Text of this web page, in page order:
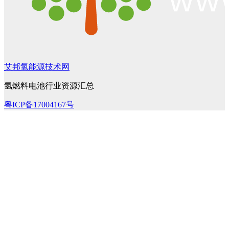
艾邦氢能源技术网
氢燃料电池行业资源汇总
粤ICP备17004167号